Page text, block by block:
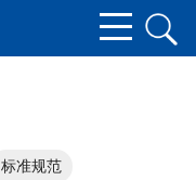
标准规范